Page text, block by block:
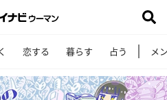
恋する 暮らす 占う メ